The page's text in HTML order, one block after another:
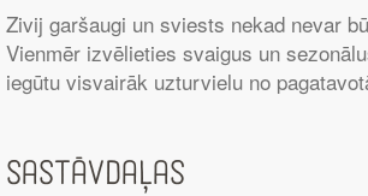
Zivij garšaugi un sviests nekad nevar
Vienmēr izvēlieties svaigus un
iegūtu visvairāk uzturvielu no
Sastāvdaļas